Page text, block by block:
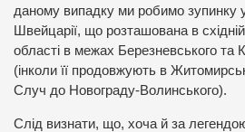
даному випадку ми робимо зупинку
Швейцарії, що розташована в східній
області в межах Березневського та
(інколи її продовжують в
Случ до Новограду-Волинського).
Слід визнати, що, хоча й за